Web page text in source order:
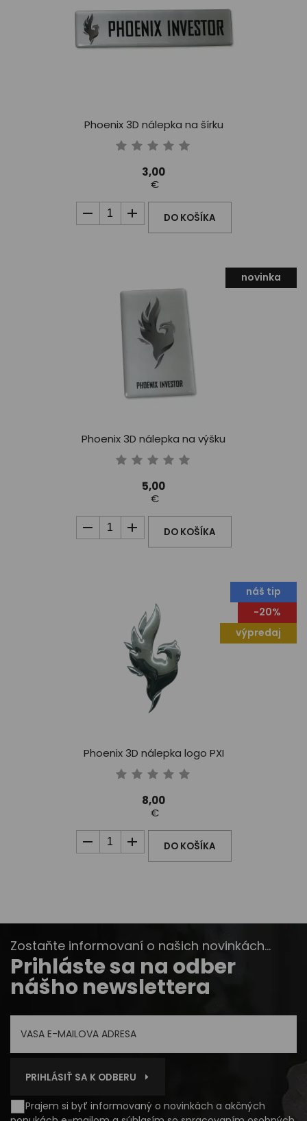
Phoenix 3D nálepka na šírku
3,00
€
DO KOŠÍKA
novinka
Phoenix 3D nálepka na výšku
5,00
€
DO KOŠÍKA
náš tip
-20%
výpredaj
Phoenix 3D nálepka logo PXI
8,00
€
DO KOŠÍKA
Zostaňte informovaní o našich novinkách...
Prihláste sa na odber
nášho newslettera
PRIHLÁSIŤ SA K ODBERU
Prajem si byť informovaný o novinkách a akčných